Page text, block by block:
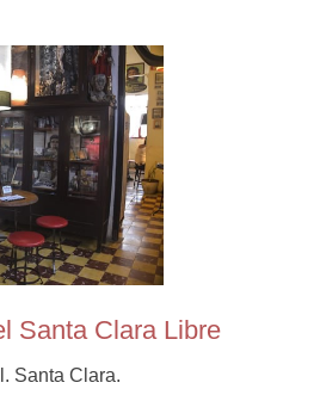
Santa Clara Libre
Santa Clara.